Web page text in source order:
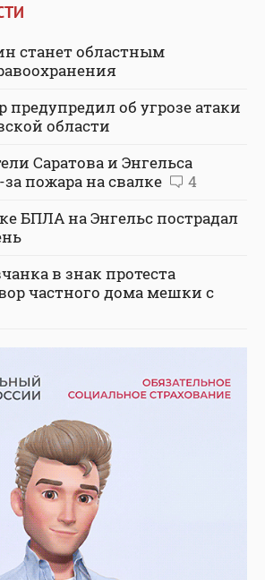
станет областным
предупредил об угрозе атаки
области
Саратова и Энгельса
пожара на свалке
4
БПЛА на Энгельс пострадал
в знак протеста
частного дома мешки с